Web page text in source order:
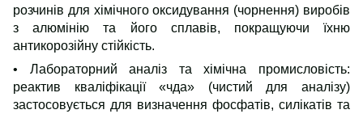
розчинів для хімічного оксидування (чорнення) виробів
з алюмінію та його сплавів, покращуючи їхню
антикорозійну стійкість.
• Лабораторний аналіз та хімічна промисловість:
реактив кваліфікації «чда» (чистий для аналізу)
застосовується для визначення фосфатів, силікатів та